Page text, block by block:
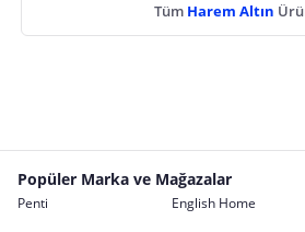
Tüm Harem Altın
Popüler Marka ve Mağazalar
Penti English Home